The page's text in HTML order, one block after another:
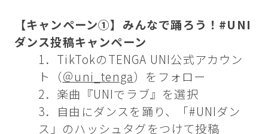
【キャンペーン①】みんなで踊ろう！#UNI
ダンス投稿キャンペーン
1．TikTokのTENGA UNI公式アカウン
ト（＠uni_tenga）をフォロー
2．楽曲『UNIでラブ』を選択
3．自由にダンスを踊り、「#UNIダン
ス」のハッシュタグをつけて投稿